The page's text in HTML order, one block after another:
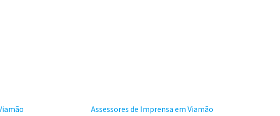
Assessores de Imprensa em Viamão